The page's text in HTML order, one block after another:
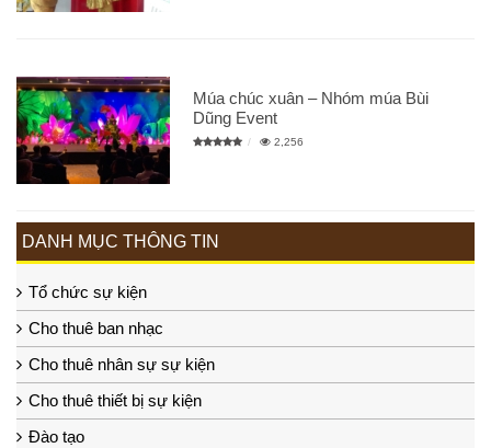
Múa chúc xuân – Nhóm múa Bùi
Dũng Event
2,256
DANH MỤC THÔNG TIN
Tổ chức sự kiện
Cho thuê ban nhạc
Cho thuê nhân sự sự kiện
Cho thuê thiết bị sự kiện
Đào tạo